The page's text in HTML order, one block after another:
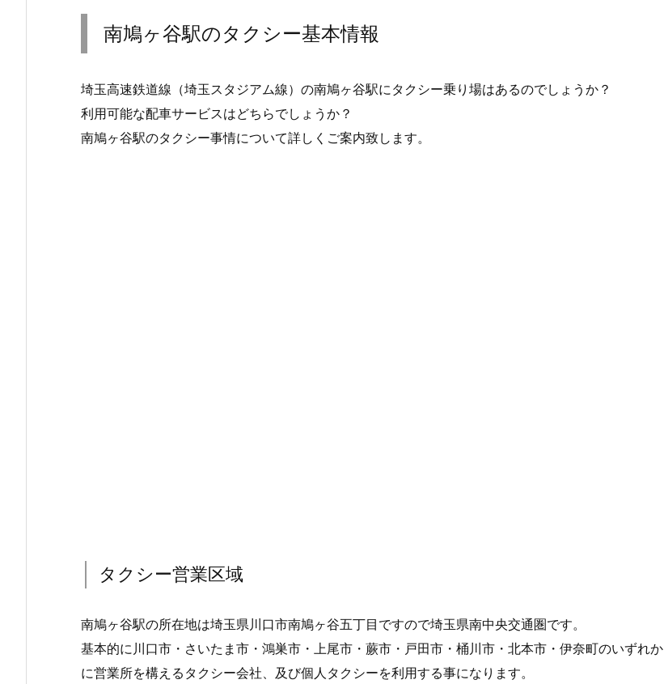
南鳩ヶ谷駅のタクシー基本情報
埼玉高速鉄道線（埼玉スタジアム線）の南鳩ヶ谷駅にタクシー乗り場はあるのでしょうか？
利用可能な配車サービスはどちらでしょうか？
南鳩ヶ谷駅のタクシー事情について詳しくご案内致します。
タクシー営業区域
南鳩ヶ谷駅の所在地は埼玉県川口市南鳩ヶ谷五丁目ですので埼玉県南中央交通圏です。
基本的に川口市・さいたま市・鴻巣市・上尾市・蕨市・戸田市・桶川市・北本市・伊奈町のいずれか
に営業所を構えるタクシー会社、及び個人タクシーを利用する事になります。